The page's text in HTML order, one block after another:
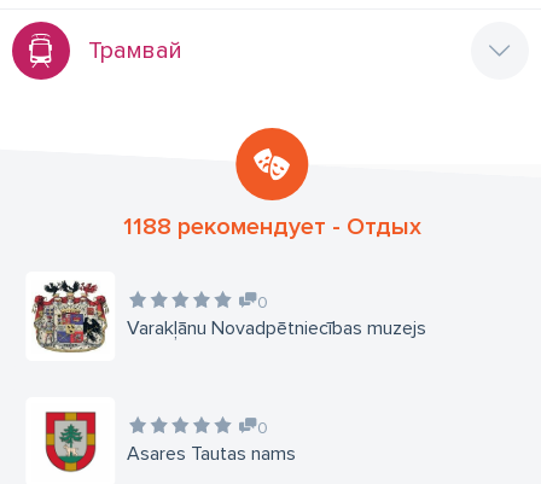
Трамвай
1188 рекомендует - Oтдых
Varakļānu Novadpētniecības muzejs
0
Asares Tautas nams
0